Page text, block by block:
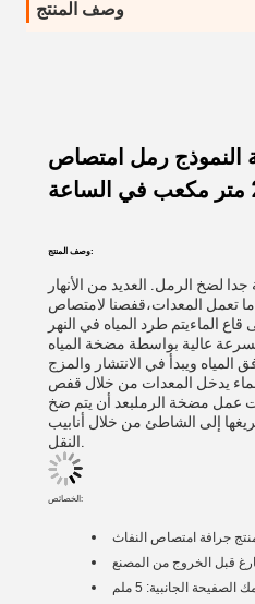
وصف المنتج
12 بوصة النموذج رمل امتصاص
وصف المنتج:
لضخ الرمل. العديد من الأنهار
تعمل المعدات،قفصنا لامتصاص
الماءيتم طرد المياه في النهر
عالية بواسطة مضخة المياه
المياه ويبدأ في الانتشار والمزج
يدخل المعدات من خلال قفص
عمل مضخة الرملبعد أن يتم ضخ
إلى الشاطئ من خلال أنابيب
الخصائص:
جرافة امتصاص النفاث
قبل الخروج من المصنع
الصفيحة الجانبية: 5 ملم